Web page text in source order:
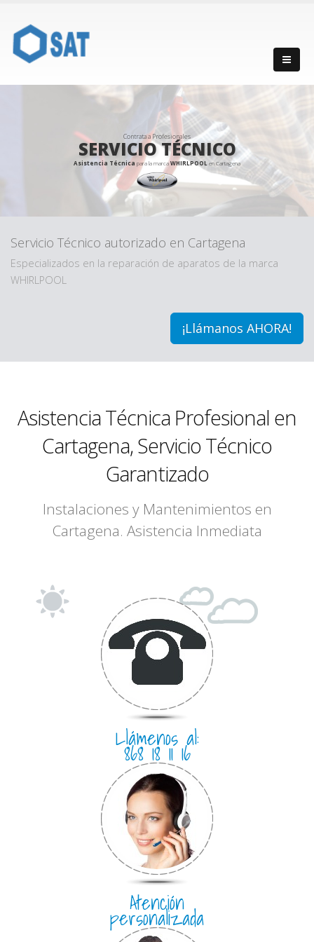
Contrata a Profesionales
SERVICIO TÉCNICO
Asistencia Técnica para la marcaWHIRLPOOLen Cartagena
Servicio Técnico autorizado en Cartagena
Especializados en la reparación de aparatos de la marca
WHIRLPOOL
¡Llámanos AHORA!
Asistencia Técnica Profesional en
Cartagena, Servicio Técnico
Garantizado
Instalaciones y Mantenimientos en
Cartagena. Asistencia Inmediata
Llámenos al:
868 18 11 16
Atención
personalizada